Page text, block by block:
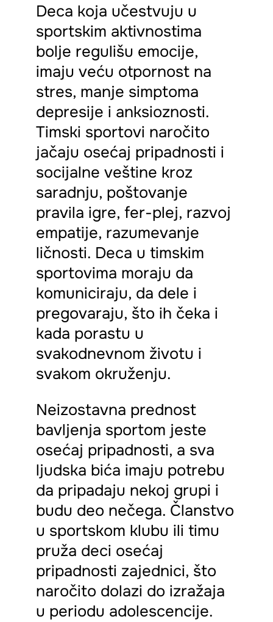
Deca koja učestvuju u
sportskim aktivnostima
bolje regulišu emocije,
imaju veću otpornost na
stres, manje simptoma
depresije i anksioznosti.
Timski sportovi naročito
jačaju osećaj pripadnosti i
socijalne veštine kroz
saradnju, poštovanje
pravila igre, fer-plej, razvoj
empatije, razumevanje
ličnosti. Deca u timskim
sportovima moraju da
komuniciraju, da dele i
pregovaraju, što ih čeka i
kada porastu u
svakodnevnom životu i
svakom okruženju.
Neizostavna prednost
bavljenja sportom jeste
osećaj pripadnosti, a sva
ljudska bića imaju potrebu
da pripadaju nekoj grupi i
budu deo nečega. Članstvo
u sportskom klubu ili timu
pruža deci osećaj
pripadnosti zajednici, što
naročito dolazi do izražaja
u periodu adolescencije.